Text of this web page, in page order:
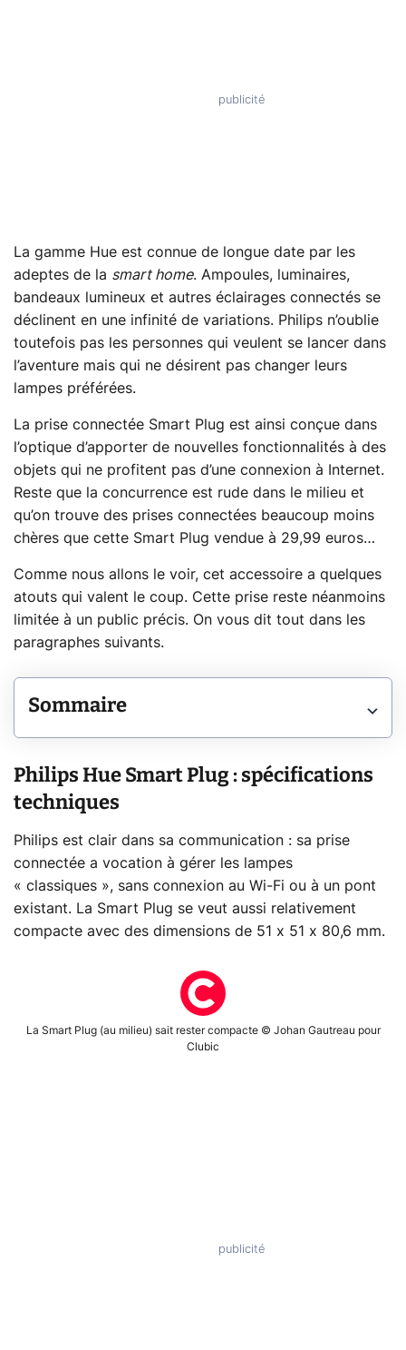
La gamme Hue est connue de longue date par les
adeptes de la smart home. Ampoules, luminaires,
bandeaux lumineux et autres éclairages connectés se
déclinent en une infinité de variations. Philips n’oublie
toutefois pas les personnes qui veulent se lancer dans
l’aventure mais qui ne désirent pas changer leurs
lampes préférées.
La prise connectée Smart Plug est ainsi conçue dans
l’optique d’apporter de nouvelles fonctionnalités à des
objets qui ne profitent pas d’une connexion à Internet.
Reste que la concurrence est rude dans le milieu et
qu’on trouve des prises connectées beaucoup moins
chères que cette Smart Plug vendue à 29,99 euros…
Comme nous allons le voir, cet accessoire a quelques
atouts qui valent le coup. Cette prise reste néanmoins
limitée à un public précis. On vous dit tout dans les
paragraphes suivants.
Sommaire
Philips Hue Smart Plug : spécifications
techniques
Philips est clair dans sa communication : sa prise
connectée a vocation à gérer les lampes
« classiques », sans connexion au Wi-Fi ou à un pont
existant. La Smart Plug se veut aussi relativement
compacte avec des dimensions de 51 x 51 x 80,6 mm.
La Smart Plug (au milieu) sait rester compacte © Johan Gautreau pour
Clubic